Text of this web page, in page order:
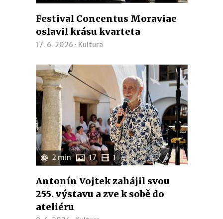
Festival Concentus Moraviae
oslavil krásu kvarteta
17. 6. 2026 · Kultura
2 min 17 1
Antonín Vojtek zahájil svou
255. výstavu a zve k sobě do
ateliéru